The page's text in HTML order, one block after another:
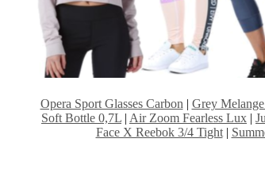
Opera Sport Glasses Carbon | Grey
Soft Bottle 0,7L | Air Zoom Fearless Lux |
Face X Reebok 3/4 Tight|